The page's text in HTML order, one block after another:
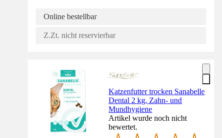
Online bestellbar
Z.Zt. nicht reservierbar
Katzenfutter trocken Sanabelle
Dental 2 kg, Zahn- und
Mundhygiene
Artikel wurde noch nicht
bewertet.